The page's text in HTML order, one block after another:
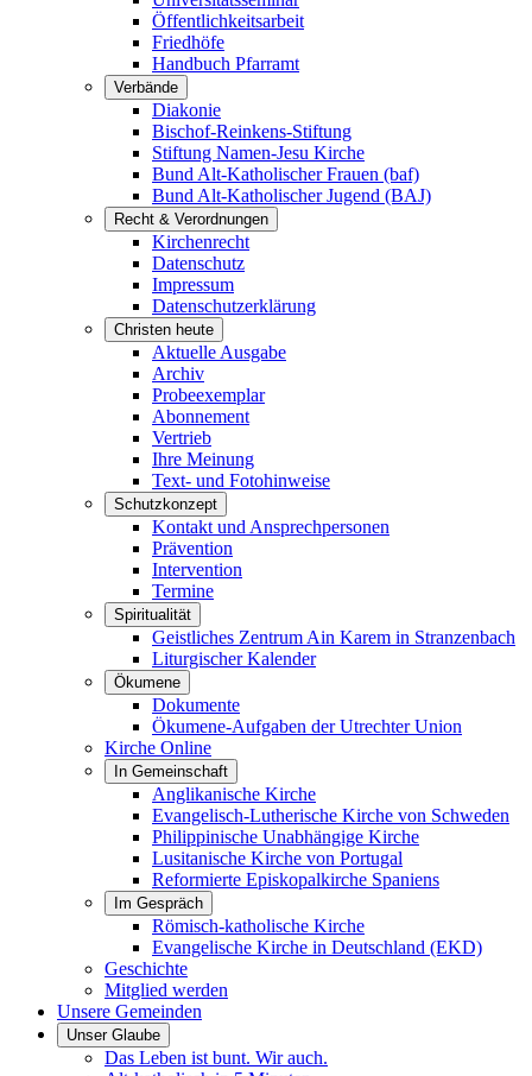
Öffentlichkeitsarbeit
Friedhöfe
Handbuch Pfarramt
Verbände
Diakonie
Bischof-Reinkens-Stiftung
Stiftung Namen-Jesu Kirche
Bund Alt-Katholischer Frauen (baf)
Bund Alt-Katholischer Jugend (BAJ)
Recht & Verordnungen
Kirchenrecht
Datenschutz
Impressum
Datenschutzerklärung
Christen heute
Aktuelle Ausgabe
Archiv
Probeexemplar
Abonnement
Vertrieb
Ihre Meinung
Text- und Fotohinweise
Schutzkonzept
Kontakt und Ansprechpersonen
Prävention
Intervention
Termine
Spiritualität
Geistliches Zentrum Ain Karem in Stranzenbach
Liturgischer Kalender
Ökumene
Dokumente
Ökumene-Aufgaben der Utrechter Union
Kirche Online
In Gemeinschaft
Anglikanische Kirche
Evangelisch-Lutherische Kirche von Schweden
Philippinische Unabhängige Kirche
Lusitanische Kirche von Portugal
Reformierte Episkopalkirche Spaniens
Im Gespräch
Römisch-katholische Kirche
Evangelische Kirche in Deutschland (EKD)
Geschichte
Mitglied werden
Unsere Gemeinden
Unser Glaube
Das Leben ist bunt. Wir auch.